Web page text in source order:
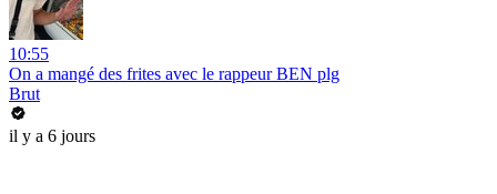
10:55
On a mangé des frites avec le rappeur BEN plg
Brut
il y a 6 jours